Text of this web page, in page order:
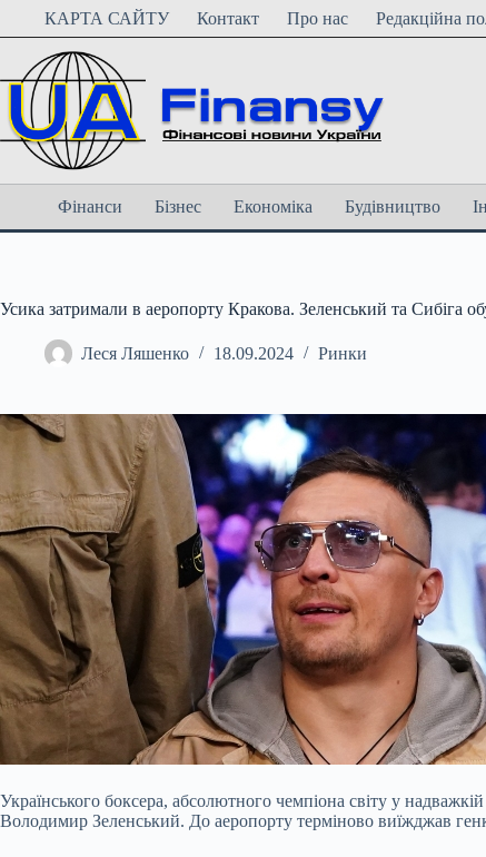
ПерейтиКАРТА САЙТУ Контакт Про нас Редакційна
Фінанси Бізнес Економіка Будівництво
Усика затримали в аеропорту Кракова. Зеленський та Сибіга
Леся Ляшенко 18.09.2024 Ринки
Українського боксера, абсолютного чемпіона світу у
Володимир Зеленський. До аеропорту терміново виїжджав